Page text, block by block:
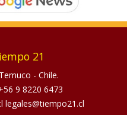
21
- Chile.
9 8220 6473
legales@tiempo21.cl